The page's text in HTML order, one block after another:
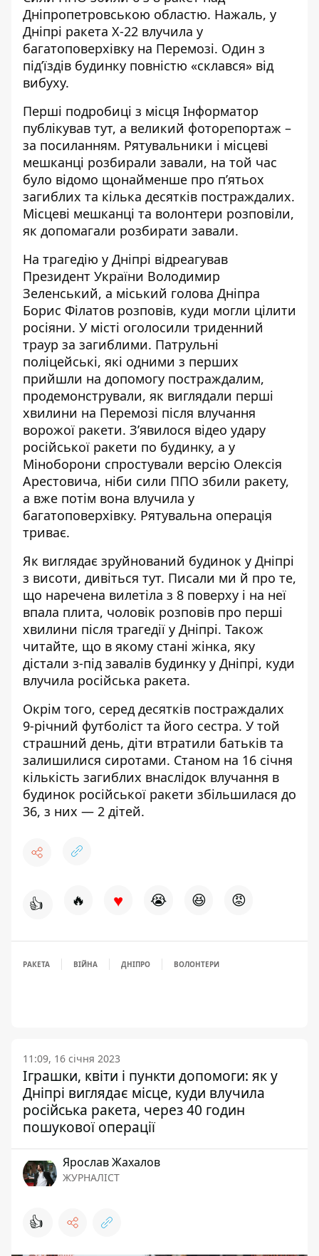
Дніпропетровською областю. Нажаль, у
Дніпрі ракета Х-22 влучила у
багатоповерхівку на Перемозі. Один з
під’їздів будинку повністю «склався» від
вибуху.
Перші подробиці з місця Інформатор
публікував тут, а великий фоторепортаж –
за посиланням. Рятувальники і місцеві
мешканці розбирали завали, на той час
було відомо щонайменше про п’ятьох
загиблих та кілька десятків постраждалих.
Місцеві мешканці та волонтери розповіли,
як допомагали розбирати завали.
На трагедію у Дніпрі відреагував
Президент України Володимир
Зеленський, а міський голова Дніпра
Борис Філатов розповів, куди могли цілити
росіяни. У місті оголосили триденний
траур за загиблими. Патрульні
поліцейські, які одними з перших
прийшли на допомогу постраждалим,
продемонстрували, як виглядали перші
хвилини на Перемозі після влучання
ворожої ракети. З’явилося відео удару
російської ракети по будинку, а у
Міноборони спростували версію Олексія
Арестовича, ніби сили ППО збили ракету,
а вже потім вона влучила у
багатоповерхівку. Рятувальна операція
триває.
Як виглядає зруйнований будинок у Дніпрі
з висоти, дивіться тут. Писали ми й про те,
що наречена вилетіла з 8 поверху і на неї
впала плита, чоловік розповів про перші
хвилини після трагедії у Дніпрі. Також
читайте, що в якому стані жінка, яку
дістали з-під завалів будинку у Дніпрі, куди
влучила російська ракета.
Окрім того, серед десятків постраждалих
9-річний футболіст та його сестра. У той
страшний день, діти втратили батьків та
залишилися сиротами. Станом на 16 січня
кількість загиблих внаслідок влучання в
будинок російської ракети збільшилася до
36, з них — 2 дітей.
👍 🔥 ♥ 😭 😆 😡
РАКЕТА ВІЙНА ДНІПРО ВОЛОНТЕРИ
11:09, 16 січня 2023
Іграшки, квіти і пункти допомоги: як у
Дніпрі виглядає місце, куди влучила
російська ракета, через 40 годин
пошукової операції
Ярослав Жахалов
ЖУРНАЛІСТ
👍